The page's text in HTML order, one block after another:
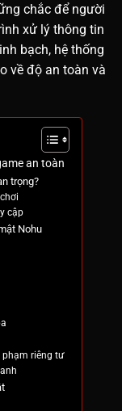
chắc để người
xử lý thông tin
bạch, hệ thống
về độ an toàn và
an toàn
trọng?
cập
Nohu
phạm riêng tư